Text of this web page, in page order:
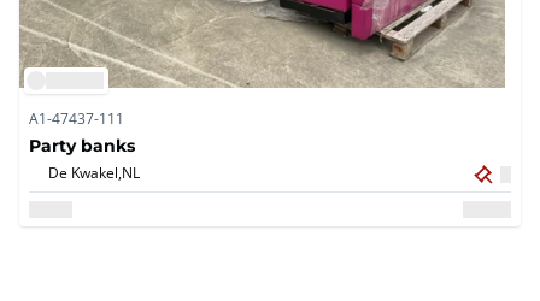
A1-47437-111
Party banks
De Kwakel,NL